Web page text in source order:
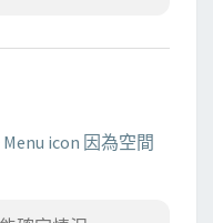
icon 因為空間